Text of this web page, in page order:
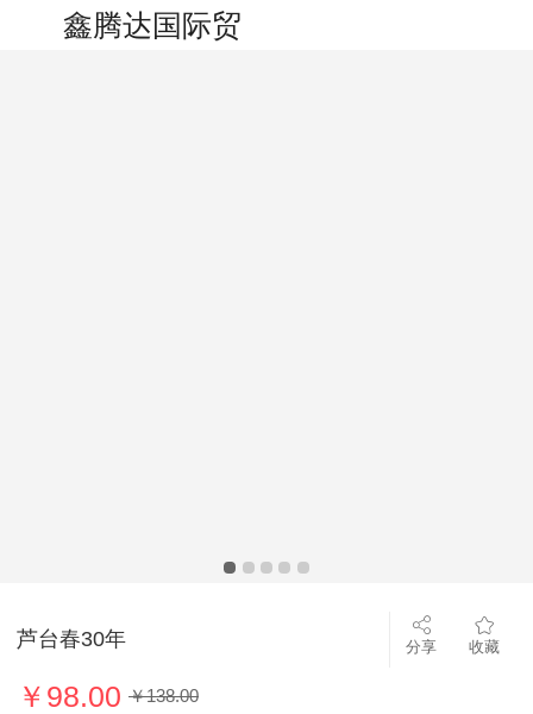
芦台春30年 分享 收藏
￥98.00 ￥138.00